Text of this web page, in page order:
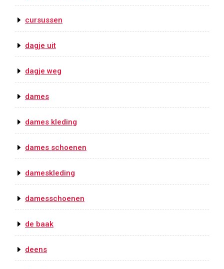
cursussen
dagje uit
dagje weg
dames
dames kleding
dames schoenen
dameskleding
damesschoenen
de baak
deens